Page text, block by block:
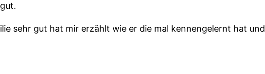
sehr gut hat mir erzählt wie er die mal kennengelernt hat und